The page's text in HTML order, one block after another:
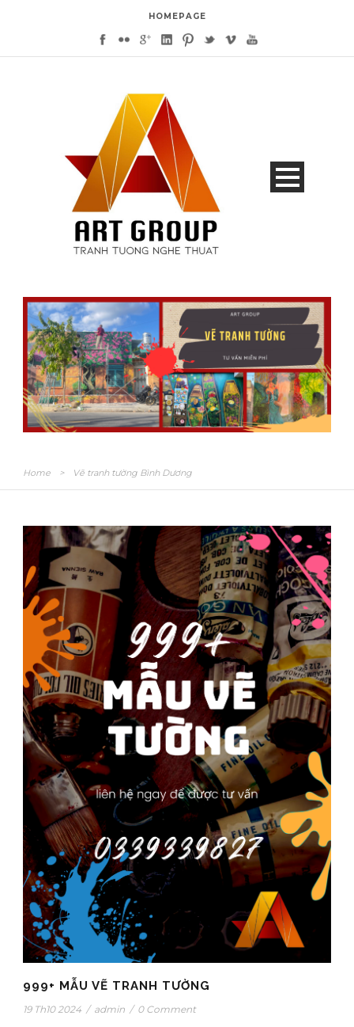
HOMEPAGE
Home > Vẽ tranh tường Bình Dương
999+ MẪU VẼ TRANH TƯỜNG
19 Th10 2024 / admin / 0 Comment